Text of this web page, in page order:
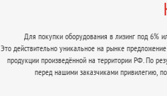
Для покупки оборудования в лизинг под 6%
Это действительно уникальное на рынке
продукции произведённой на территории РФ. По
перед нашими заказчиками привилегию,